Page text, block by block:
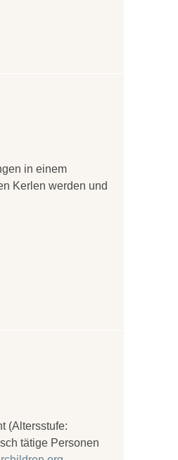
in einem
Kerlen werden und
(Altersstufe:
tätige Personen